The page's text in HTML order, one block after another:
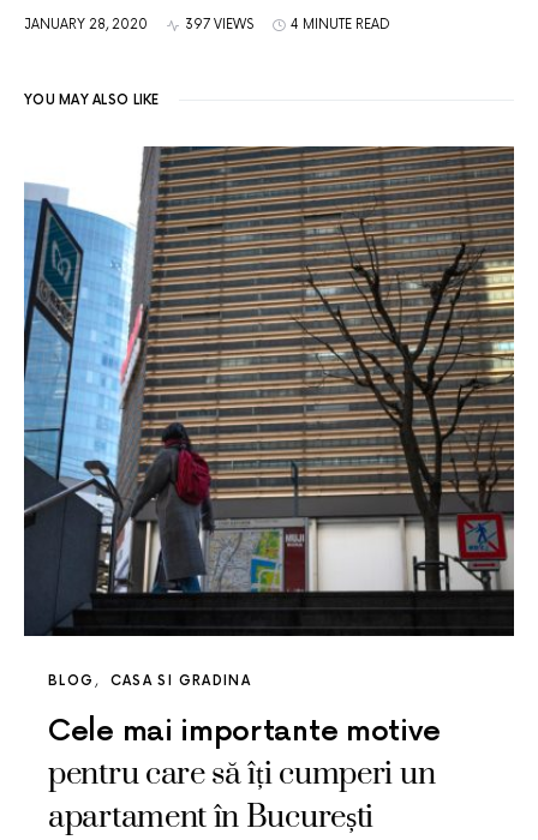
JANUARY 28, 2020 397 VIEWS 4 MINUTE READ
YOU MAY ALSO LIKE
BLOG CASA SI GRADINA
Cele mai importante motive
pentru care să îți cumperi un
apartament în București